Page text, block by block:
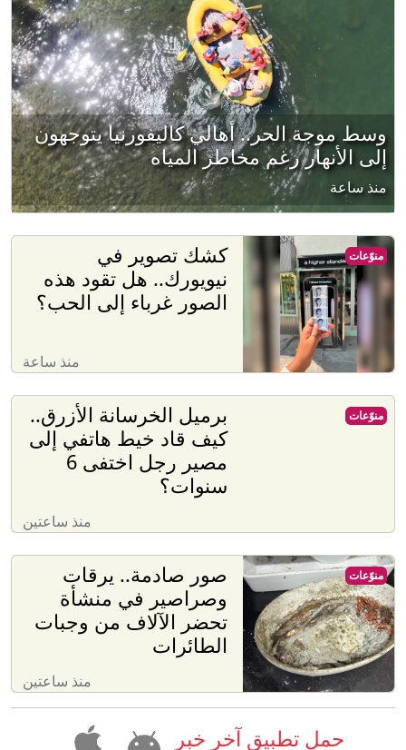
وسط موجة الحر.. أهالي كاليفورنيا يتوجهون
إلى الأنهار رغم مخاطر المياه
منذ ساعة
كشك تصوير في
نيويورك.. هل تقود هذه
الصور غرباء إلى الحب؟
منذ ساعة
منوّعات
برميل الخرسانة الأزرق..
كيف قاد خيط هاتفي إلى
مصير رجل اختفى 6
سنوات؟
منذ ساعتين
منوّعات
صور صادمة.. يرقات
وصراصير في منشأة
تحضر الآلاف من وجبات
الطائرات
منذ ساعتين
منوّعات
حمل تطبيق آخر خبر